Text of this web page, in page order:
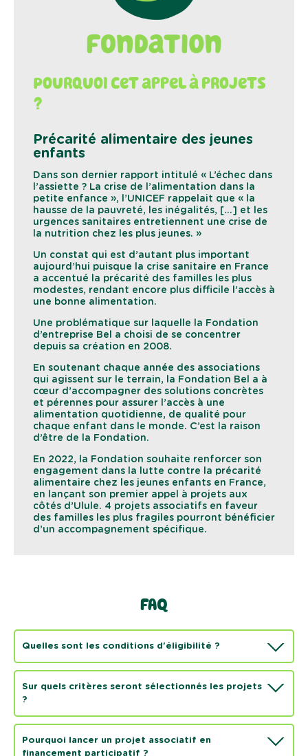
Pourquoi cet appel à projets
?
Précarité alimentaire des jeunes
enfants
Dans son dernier rapport intitulé « L’échec dans
l’assiette ? La crise de l’alimentation dans la
petite enfance », l’UNICEF rappelait que « la
hausse de la pauvreté, les inégalités, […] et les
urgences sanitaires entretiennent une crise de
la nutrition chez les plus jeunes. »
Un constat qui est d’autant plus important
aujourd’hui puisque la crise sanitaire en France
a accentué la précarité des familles les plus
modestes, rendant encore plus difficile l’accès à
une bonne alimentation.
Une problématique sur laquelle la Fondation
d’entreprise Bel a choisi de se concentrer
depuis sa création en 2008.
En soutenant chaque année des associations
qui agissent sur le terrain, la Fondation Bel a à
cœur d’accompagner des solutions concrètes
et pérennes pour assurer l’accès à une
alimentation quotidienne, de qualité pour
chaque enfant dans le monde. C’est la raison
d’être de la Fondation.
En 2022, la Fondation souhaite renforcer son
engagement dans la lutte contre la précarité
alimentaire chez les jeunes enfants en France,
en lançant son premier appel à projets aux
côtés d’Ulule. 4 projets associatifs en faveur
des familles les plus fragiles pourront bénéficier
d’un accompagnement spécifique.
FAQ
Quelles sont les conditions d'éligibilité ?
Sur quels critères seront sélectionnés les projets
?
Pourquoi lancer un projet associatif en
financement participatif ?